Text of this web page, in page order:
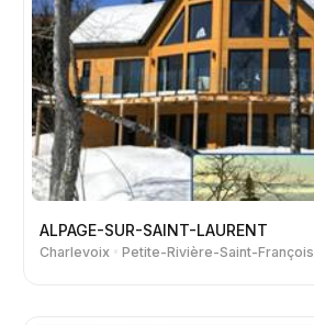
ALPAGE-SUR-SAINT-LAURENT
Charlevoix Petite-Rivière-Saint-François